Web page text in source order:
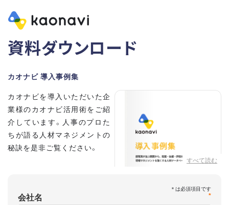
資料ダウンロード
カオナビ 導入事例集
すべて読む
カオナビを導入いただいた企
業様のカオナビ活用術をご紹
介しています。人事のプロた
ちが語る人材マネジメントの
秘訣を是非ご覧ください。
*
会社名